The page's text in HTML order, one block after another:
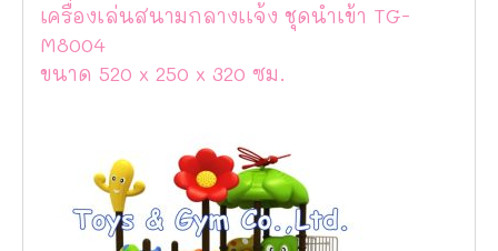
เครื่องเล่นสนามกลางเเจ้ง ชุดนำเข้า TG-
M8004
ขนาด 520 x 250 x 320 ซม.